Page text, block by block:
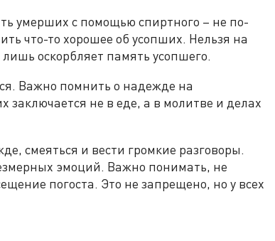
умерших с помощью спиртного – не по-
что-то хорошее об усопших. Нельзя на
оскорбляет память усопшего.
Важно помнить о надежде на
не в еде, а в молитве и делах
смеяться и вести громкие разговоры.
эмоций. Важно понимать, не
погоста. Это не запрещено, но у всех